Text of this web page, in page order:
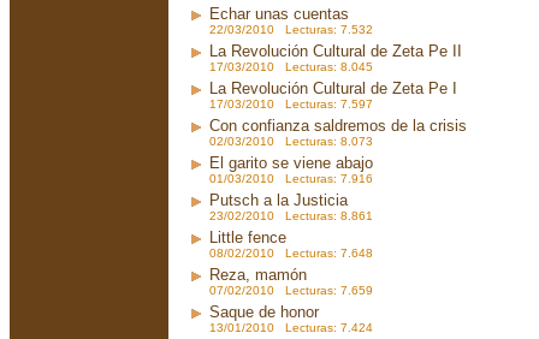
Echar unas cuentas
22/03/2010 Lecturas: 7.532
La Revolución Cultural de Zeta Pe II
17/03/2010 Lecturas: 8.045
La Revolución Cultural de Zeta Pe I
17/03/2010 Lecturas: 7.597
Con confianza saldremos de la crisis
02/03/2010 Lecturas: 8.073
El garito se viene abajo
01/03/2010 Lecturas: 7.916
Putsch a la Justicia
23/02/2010 Lecturas: 8.861
Little fence
08/02/2010 Lecturas: 7.648
Reza, mamón
07/02/2010 Lecturas: 7.659
Saque de honor
13/01/2010 Lecturas: 7.424